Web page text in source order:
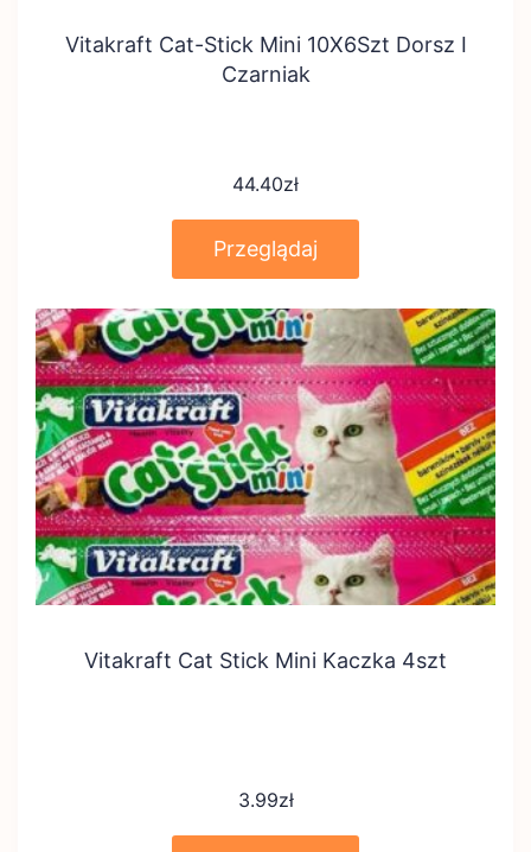
Vitakraft Cat-Stick Mini 10X6Szt Dorsz I
Czarniak
44.40zł
Przeglądaj
Vitakraft Cat Stick Mini Kaczka 4szt
3.99zł